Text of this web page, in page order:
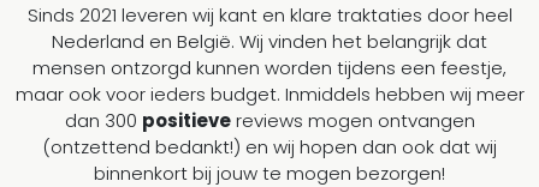
Sinds 2021 leveren wij kant en klare traktaties door heel
Nederland en België. Wij vinden het belangrijk dat
mensen ontzorgd kunnen worden tijdens een feestje,
maar ook voor ieders budget. Inmiddels hebben wij meer
dan 300 positievereviews mogen ontvangen
(ontzettend bedankt!) en wij hopen dan ook dat wij
binnenkort bij jouw te mogen bezorgen!